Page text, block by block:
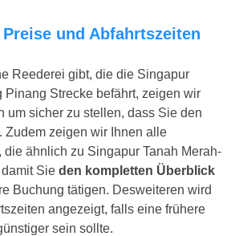
Reederei gibt, die die Singapur
Pinang Strecke befährt, zeigen wir
um sicher zu stellen, dass Sie den
Zudem zeigen wir Ihnen alle
ähnlich zu Singapur Tanah Merah-
Sie den kompletten Überblick
Buchung tätigen. Desweiteren wird
angezeigt, falls eine frühere
sein sollte.